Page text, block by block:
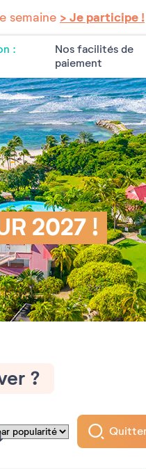
semaine > Je participe !
:
Nos facilités de
paiement
2027 !
?